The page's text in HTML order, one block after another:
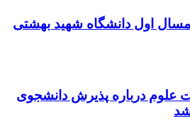
اول دانشگاه شهید بهشتی
علوم درباره پذیرش دانشجوی
شد